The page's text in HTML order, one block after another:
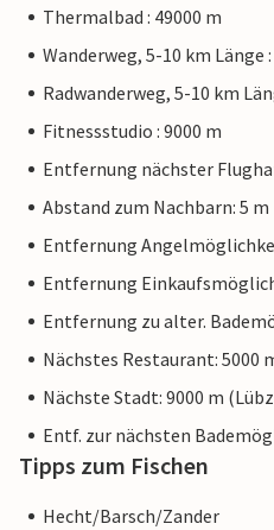
Thermalbad : 49000 m
Wanderweg, 5-10 km Länge
Radwanderweg, 5-10 km
Fitnessstudio : 9000 m
Entfernung nächster
Abstand zum Nachbarn: 5 m
Entfernung
Entfernung
Entfernung zu alter.
Nächstes Restaurant: 5000
Nächste Stadt: 9000 m
Entf. zur nächsten
Tipps zum Fischen
Hecht/Barsch/Zander